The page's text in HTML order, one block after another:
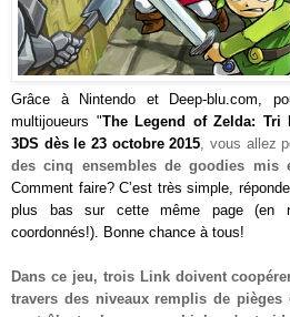
Grâce à Nintendo et Deep-blu.com,
multijoueurs "The Legend of Zelda: Tri
3DS dès le 23 octobre 2015, vous allez
des cinq ensembles de goodies mis
Comment faire? C’est très simple,
plus bas sur cette même page (en
coordonnés!). Bonne chance à tous!
Dans ce jeu, trois Link doivent
travers des niveaux remplis de